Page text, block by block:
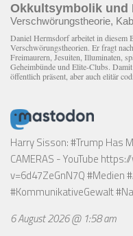
Okkultsymbolik und
Verschwörungstheorie,
Daniel Hermsdorf arbeitet in diesem
Verschwörungstheorien. Er fragt
Freimaurern, Jesuiten, Illuminaten,
Geheimbünde und Elite-Clubs.
öffentlich präsent, aber auch elitär
Harry Sisson: #Trump Has
CAMERAS - YouTube
v=6d47ZeGnN7Q#Medien
#KommunikativeGewalt
6 August 2026 @ 1:58 am